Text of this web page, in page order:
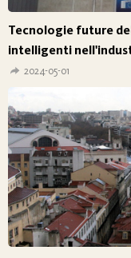
Tecnologie future
intelligenti
2024-05-01